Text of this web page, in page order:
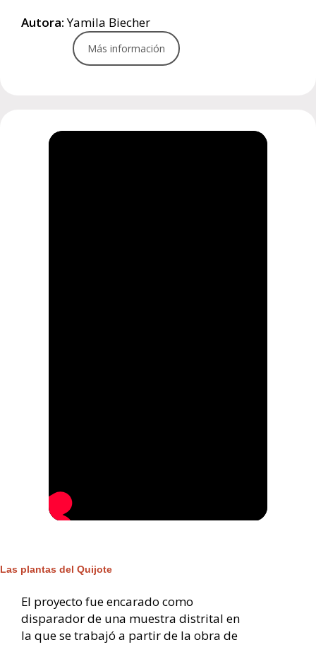
Autora:Yamila Biecher
Más información
Las plantas del Quijote
El proyecto fue encarado como
disparador de una muestra distrital en
la que se trabajó a partir de la obra de